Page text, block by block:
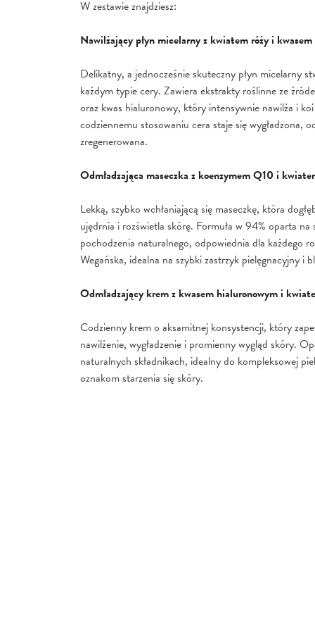
W zestawie znajdziesz:
Nawilżający płyn micelarny z kwiatem róży i
Delikatny, a jednocześnie skuteczny płyn micelarny
każdym typie cery. Zawiera ekstrakty roślinne ze
oraz kwas hialuronowy, który intensywnie nawilża i
codziennemu stosowaniu cera staje się wygładzona,
zregenerowana.
Odmładzająca maseczka z koenzymem Q10 i
Lekką, szybko wchłaniającą się maseczkę, która
ujędrnia i rozświetla skórę. Formuła w 94% oparta na
pochodzenia naturalnego, odpowiednia dla każdego
Wegańska, idealna na szybki zastrzyk pielęgnacyjny i
Odmładzający krem z kwasem hialuronowym i
Codzienny krem o aksamitnej konsystencji, który
nawilżenie, wygładzenie i promienny wygląd skóry.
naturalnych składnikach, idealny do kompleksowej
oznakom starzenia się skóry.